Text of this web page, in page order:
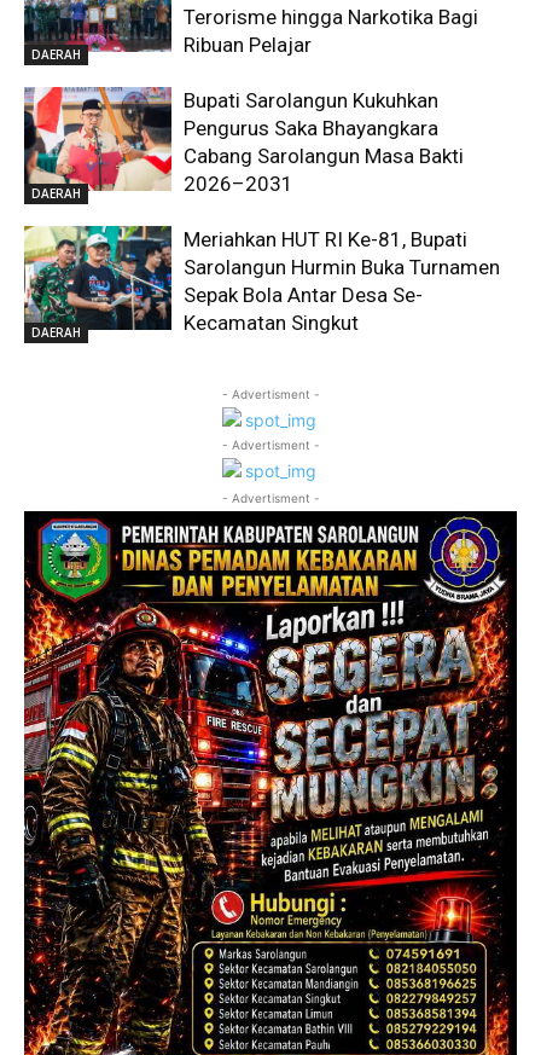
DAERAH
Terorisme hingga Narkotika Bagi
Ribuan Pelajar
DAERAH
Bupati Sarolangun Kukuhkan
Pengurus Saka Bhayangkara
Cabang Sarolangun Masa Bakti
2026–2031
DAERAH
Meriahkan HUT RI Ke-81, Bupati
Sarolangun Hurmin Buka Turnamen
Sepak Bola Antar Desa Se-
Kecamatan Singkut
- Advertisment -
- Advertisment -
- Advertisment -